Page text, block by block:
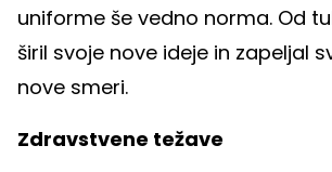
uniforme še vedno norma. Od
širil svoje nove ideje in zapeljal
nove smeri.
Zdravstvene težave